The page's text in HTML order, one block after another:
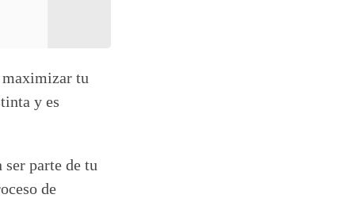
maximizar tu
y es
parte de tu
de